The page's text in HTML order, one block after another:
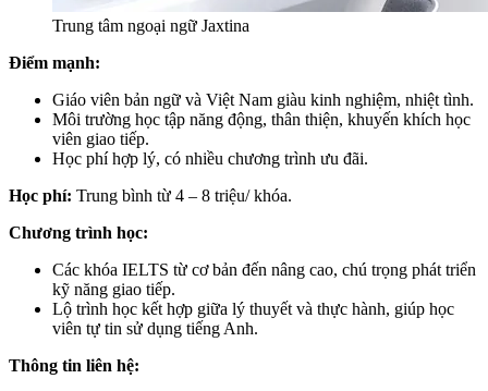
Trung tâm ngoại ngữ Jaxtina
Điểm mạnh:
Giáo viên bản ngữ và Việt Nam giàu kinh nghiệm, nhiệt tình.
Môi trường học tập năng động, thân thiện, khuyến khích học
viên giao tiếp.
Học phí hợp lý, có nhiều chương trình ưu đãi.
Học phí: Trung bình từ 4 – 8 triệu/ khóa.
Chương trình học:
Các khóa IELTS từ cơ bản đến nâng cao, chú trọng phát triển
kỹ năng giao tiếp.
Lộ trình học kết hợp giữa lý thuyết và thực hành, giúp học
viên tự tin sử dụng tiếng Anh.
Thông tin liên hệ: